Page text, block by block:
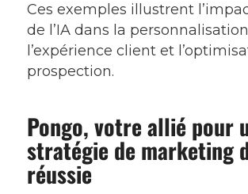
Ces exemples illustrent
de l’IA dans la
l’expérience client et
prospection.
Pongo, votre allié pour
stratégie de marketing
réussie